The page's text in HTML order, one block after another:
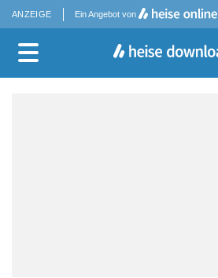
ANZEIGE Ein Angebot von